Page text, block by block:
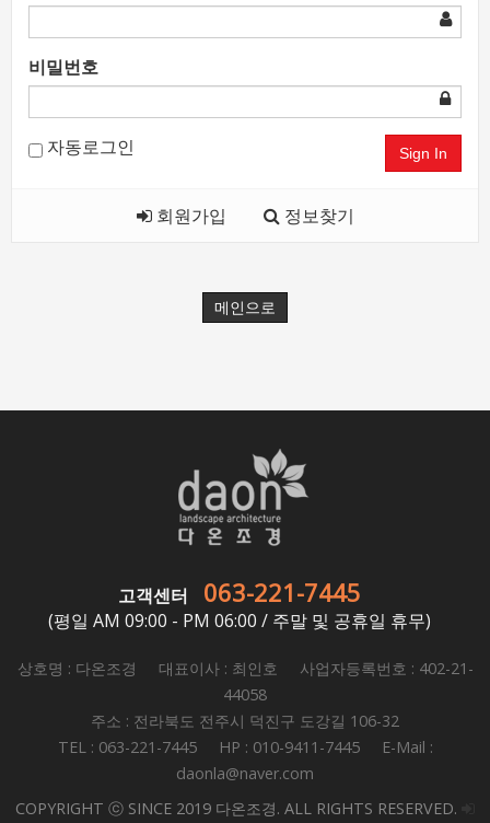
비밀번호
자동로그인 Sign In
회원가입 정보찾기
메인으로
고객센터 063-221-7445
(평일 AM 09:00 - PM 06:00 / 주말 및 공휴일 휴무)
상호명 : 다온조경 대표이사 : 최인호 사업자등록번호 : 402-21-
44058
주소 : 전라북도 전주시 덕진구 도강길 106-32
TEL : 063-221-7445 HP : 010-9411-7445 E-Mail :
daonla@naver.com
COPYRIGHT ⓒ SINCE 2019 다온조경. ALL RIGHTS RESERVED.